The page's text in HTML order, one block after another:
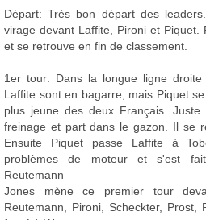
Départ: Très bon départ des
virage devant Laffite, Pironi et Piquet.
et se retrouve en fin de classement.
1er tour: Dans la longue ligne
Laffite sont en bagarre, mais Piquet
plus jeune des deux Français.
freinage et part dans le gazon. Il se
Ensuite Piquet passe Laffite à
problèmes de moteur et s'est
Reutemann
Jones mène ce premier tour
Reutemann, Pironi, Scheckter,